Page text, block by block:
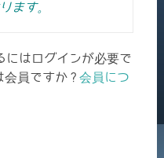
ます。
にはログインが必要で
会員ですか ? 会員につ